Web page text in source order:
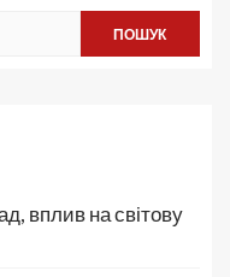
ПОШУК
вплив на світову